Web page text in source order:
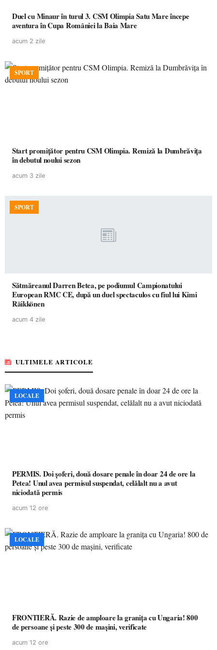
Duel cu Minaur în turul 3. CSM Olimpia Satu Mare începe
aventura în Cupa României la Baia Mare
acum 2 zile
SPORT
Start promițător pentru CSM Olimpia. Remiză la Dumbrăvița
în debutul noului sezon
acum 3 zile
SPORT
Sătmăreanul Darren Betea, pe podiumul Campionatului
European RMC CE, după un duel spectaculos cu fiul lui Kimi
Räikkönen
acum 4 zile
ULTIMELE ARTICOLE
LOCALE
PERMIS. Doi șoferi, două dosare penale în doar 24 de ore la
Petea! Unul avea permisul suspendat, celălalt nu a avut
niciodată permis
acum 12 ore
LOCALE
FRONTIERĂ. Razie de amploare la granița cu Ungaria! 800
de persoane și peste 300 de mașini, verificate
acum 12 ore